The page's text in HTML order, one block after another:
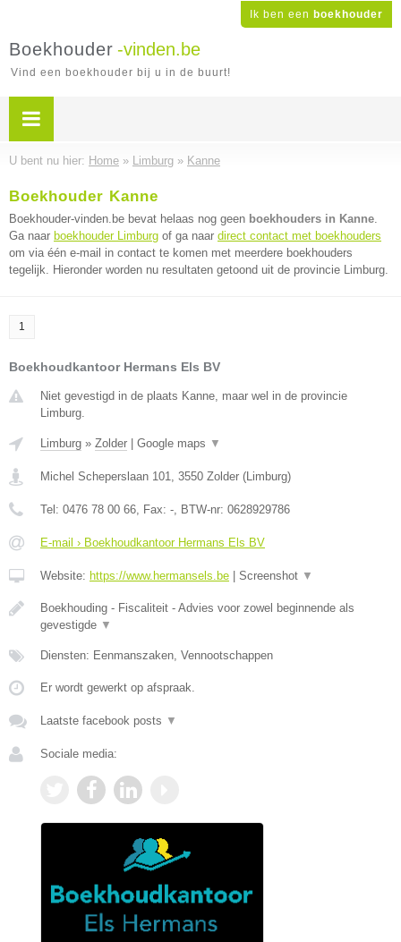
Ik ben een boekhouder
Boekhouder -vinden.be
Vind een boekhouder bij u in de buurt!
U bent nu hier: Home » Limburg » Kanne
Boekhouder Kanne
Boekhouder-vinden.be bevat helaas nog geen boekhouders in Kanne.
Ga naar boekhouder Limburg of ga naar direct contact met boekhouders
om via één e-mail in contact te komen met meerdere boekhouders
tegelijk. Hieronder worden nu resultaten getoond uit de provincie Limburg.
1
Boekhoudkantoor Hermans Els BV
Niet gevestigd in de plaats Kanne, maar wel in de provincie
Limburg.
Limburg » Zolder Google maps ▼
Michel Scheperslaan 101, 3550 Zolder (Limburg)
Tel: 0476 78 00 66, Fax: -, BTW-nr: 0628929786
E-mail › Boekhoudkantoor Hermans Els BV
Website: https://www.hermansels.be Screenshot ▼
Boekhouding - Fiscaliteit - Advies voor zowel beginnende als
gevestigde ▼
Diensten: Eenmanszaken, Vennootschappen
Er wordt gewerkt op afspraak.
Laatste facebook posts ▼
Sociale media: